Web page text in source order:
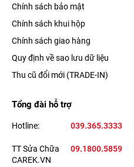
Chính sách bảo mật
Chính sách khui hộp
Chính sách giao hàng
Quy định về sao lưu dữ liệu
Thu cũ đổi mới (TRADE-IN)
Tổng đài hỗ trợ
Hotline: 039.365.3333
TT Sửa Chữa
CAREK.VN
09.1800.5859